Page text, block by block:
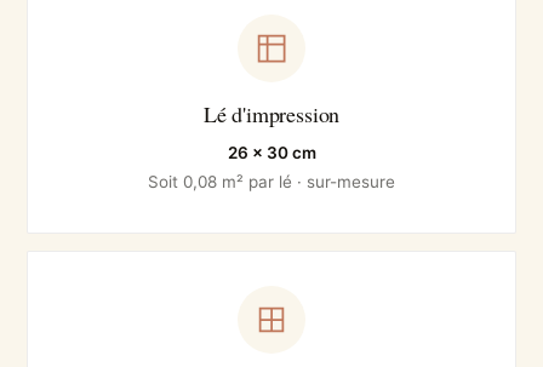
Lé d'impression
26 × 30 cm
Soit 0,08 m² par lé · sur-mesure